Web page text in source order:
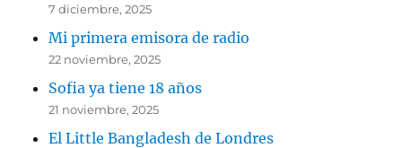
7 diciembre, 2025
Mi primera emisora de radio
22 noviembre, 2025
Sofia ya tiene 18 años
21 noviembre, 2025
El Little Bangladesh de Londres